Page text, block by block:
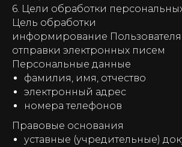
6. Цели обработки
Цель обработки
информирование
отправки электронных писем
Персональные данные
фамилия, имя, отчество
электронный адрес
номера телефонов
Правовые основания
уставные (учредительные)